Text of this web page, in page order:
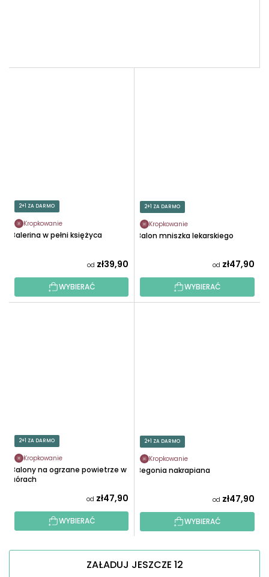
2+1 ZA DARMO
Kropkowanie
Balerina w pełni księżyca
od zł39,90
WYBIERAĆ
2+1 ZA DARMO
Kropkowanie
Balon mniszka lekarskiego
od zł47,90
WYBIERAĆ
2+1 ZA DARMO
Kropkowanie
Balony na ogrzane powietrze w
górach
od zł47,90
WYBIERAĆ
2+1 ZA DARMO
Kropkowanie
Begonia nakrapiana
od zł47,90
WYBIERAĆ
ZAŁADUJ JESZCZE 12